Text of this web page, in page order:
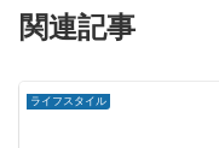
関連記事
ライフスタイル